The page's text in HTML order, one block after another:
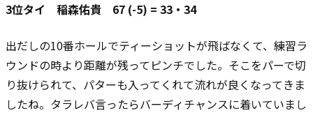
3位タイ 稲森佑貴 67 (-5) = 33・34
出だしの10番ホールでティーショットが飛ばなくて、練習ラ
ウンドの時より距離が残ってピンチでした。そこをパーで切
り抜けられて、パターも入ってくれて流れが良くなってきま
したね。タラレバ言ったらバーディチャンスに着いていまし